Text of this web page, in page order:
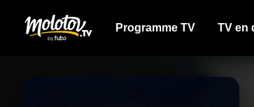
Programme TV TV en